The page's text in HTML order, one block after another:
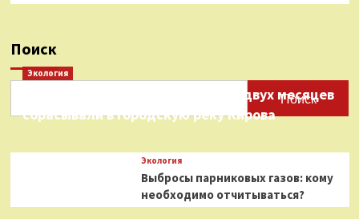
Поиск
Поиск
Экология
Нефтепродукты на протяжении двух месяцев
сбрасывали в городскую реку Кирова
Экология
Выбросы парниковых газов: кому
необходимо отчитываться?